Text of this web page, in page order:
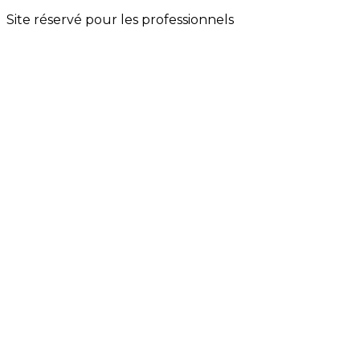
Site réservé pour les professionnels